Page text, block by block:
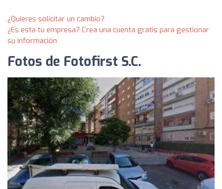
¿Quieres solicitar un cambio?
¿Es esta tu empresa? Crea una cuenta gratis para gestionar
su información
Fotos de Fotofirst S.C.